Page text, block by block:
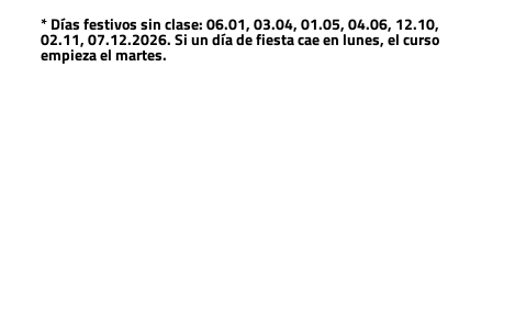
* Días festivos sin clase: 06.01, 03.04, 01.05, 04.06, 12.10,
02.11, 07.12.2026. Si un día de fiesta cae en lunes, el curso
empieza el martes.